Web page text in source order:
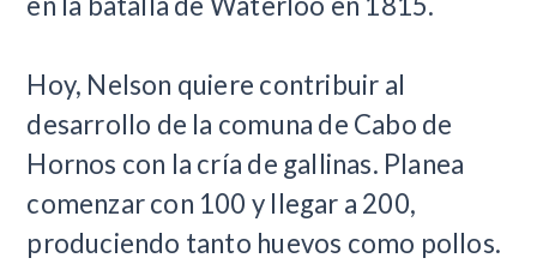
Hoy, Nelson quiere contribuir al
desarrollo de la comuna de Cabo de
Hornos con la cría de gallinas. Planea
comenzar con 100 y llegar a 200,
produciendo tanto huevos como pollos.